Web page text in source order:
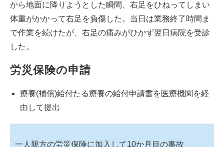
から地面に降りようとした瞬間、右足をひねってしまい
体重がかかって右足を負傷した。当日は業務終了時間ま
で作業を続けたが、右足の痛みがひかず翌日病院を受診
した。
労災保険の申請
療養(補償)給付たる療養の給付申請書を医療機関を経
由して提出
一人親方の労災保険に加入して10か月目の事故